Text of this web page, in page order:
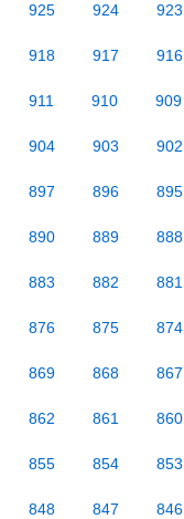
925 924 923
918 917 916
911 910 909
904 903 902
897 896 895
890 889 888
883 882 881
876 875 874
869 868 867
862 861 860
855 854 853
848 847 846